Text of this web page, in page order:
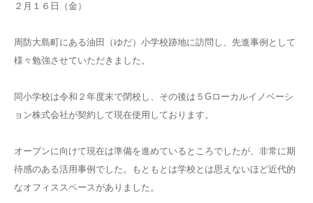
２月１６日（金）
周防大島町にある油田（ゆだ）小学校跡地に訪問し、先進事例として
様々勉強させていただきました。
同小学校は令和２年度末で閉校し、その後は５Gローカルイノベーシ
ョン株式会社が契約して現在使用しております。
オープンに向けて現在は準備を進めているところでしたが、非常に期
待感のある活用事例でした。もともとは学校とは思えないほど近代的
なオフィススペースがありました。